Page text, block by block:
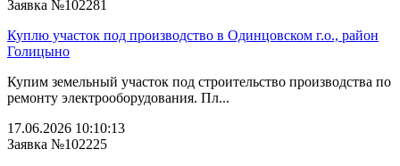
Заявка №102281
Куплю участок под производство в Одинцовском г.о., район
Голицыно
Купим земельный участок под строительство производства по
ремонту электрооборудования. Пл...
17.06.2026 10:10:13
Заявка №102225